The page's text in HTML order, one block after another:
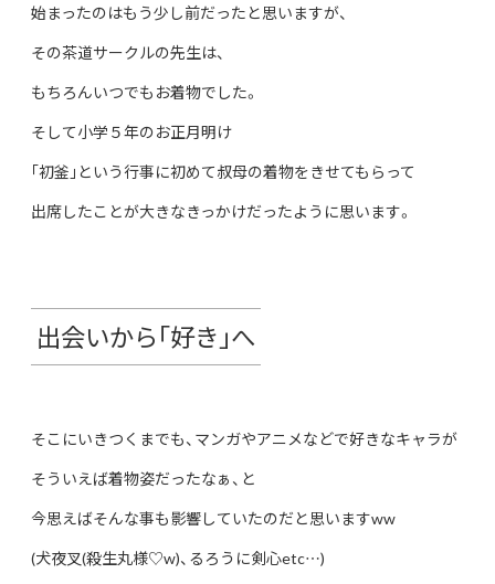
始まったのはもう少し前だったと思いますが、
その茶道サークルの先生は、
もちろんいつでもお着物でした。
そして小学５年のお正月明け
｢初釜｣という行事に初めて叔母の着物をきせてもらって
出席したことが大きなきっかけだったように思います。
出会いから｢好き｣へ
そこにいきつくまでも、マンガやアニメなどで好きなキャラが
そういえば着物姿だったなぁ、と
今思えばそんな事も影響していたのだと思いますww
(犬夜叉(殺生丸様♡w)、るろうに剣心etc…)